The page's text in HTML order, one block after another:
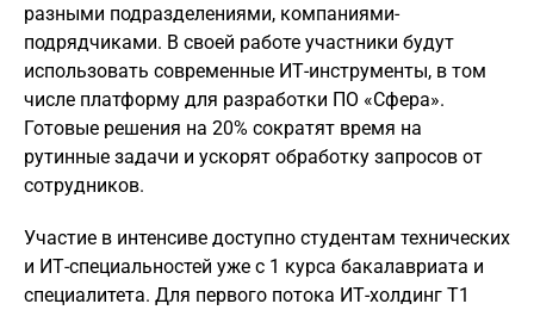
разными подразделениями, компаниями-
подрядчиками. В своей работе участники будут
использовать современные ИТ-инструменты, в том
числе платформу для разработки ПО «Сфера».
Готовые решения на 20% сократят время на
рутинные задачи и ускорят обработку запросов от
сотрудников.
Участие в интенсиве доступно студентам технических
и ИТ-специальностей уже с 1 курса бакалавриата и
специалитета. Для первого потока ИТ-холдинг Т1